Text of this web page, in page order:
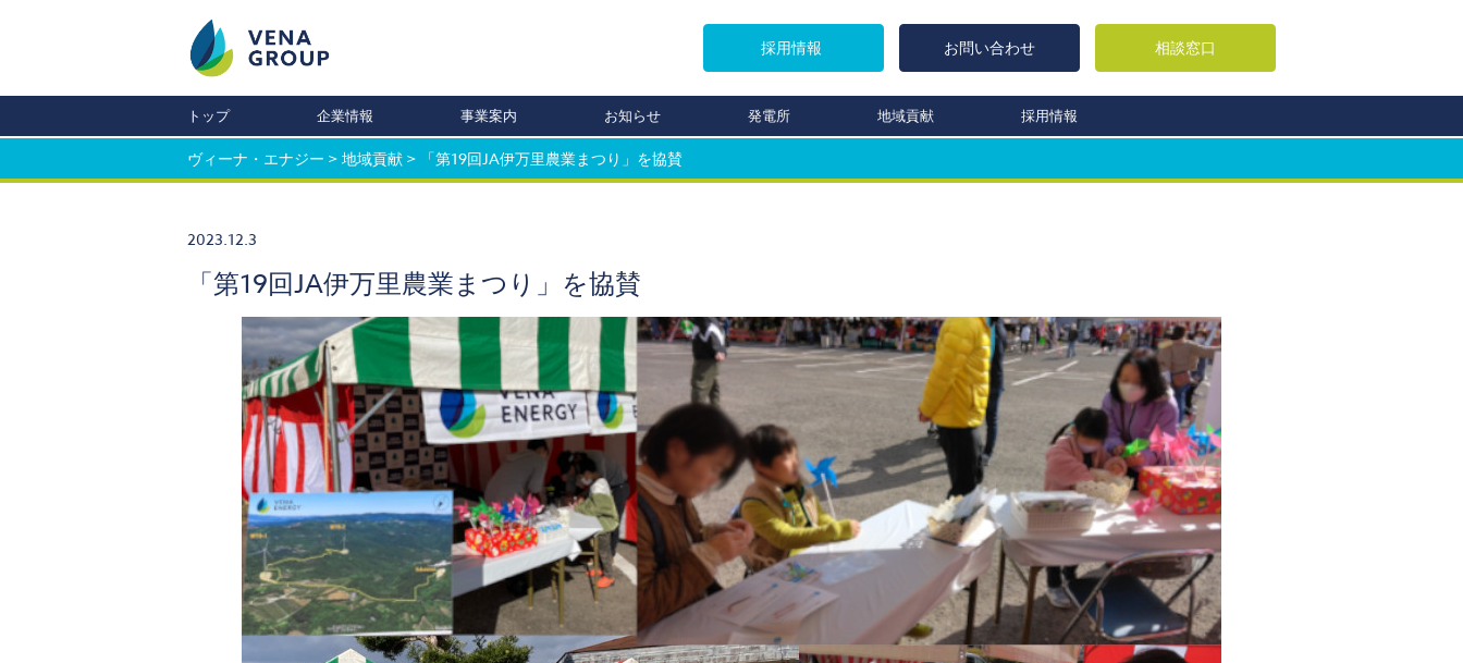
採用情報 お問い合わせ 相談窓口
トップ 企業情報 事業案内 お知らせ 発電所 地域貢献 採用情報
ヴィーナ・エナジー > 地域貢献 > 「第19回JA伊万里農業まつり」を協賛
2023.12.3
「第19回JA伊万里農業まつり」を協賛